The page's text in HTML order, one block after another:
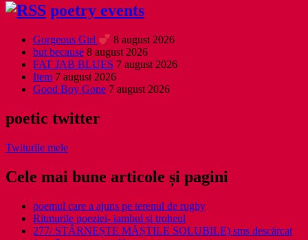
poetry events
Gorgeous Girl
8 august 2026
but because 8 august 2026
FAT JAB BLUES 7 august 2026
Item 7 august 2026
Good Boy Gone 7 august 2026
poetic twitter
Twiturile mele
Cele mai bune articole și pagini
poemul care a ajuns pe terenul de rugby
Ritmurile poeziei- iambul și troheul
277/ STÂRNEȘTE MĂȘTILE SOLUBILE) sms descărcat